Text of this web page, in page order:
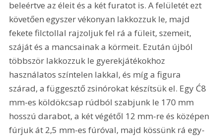
beleértve az éleit és a két furatot is. A felületét ezt
követően egyszer vékonyan lakkozzuk le, majd
fekete filctollal rajzoljuk fel rá a füleit, szemeit,
száját és a mancsainak a körmeit. Ezután újból
többször lakkozzuk le gyerekjátékokhoz
használatos színtelen lakkal, és míg a figura
szárad, a függesztő zsinórokat készítsük el. Egy Ć8
mm-es köldökcsap rúdból szabjunk le 170 mm
hosszú darabot, a két végétől 12 mm-re és középen
fúrjuk át 2,5 mm-es fúróval, majd kössünk rá egy-